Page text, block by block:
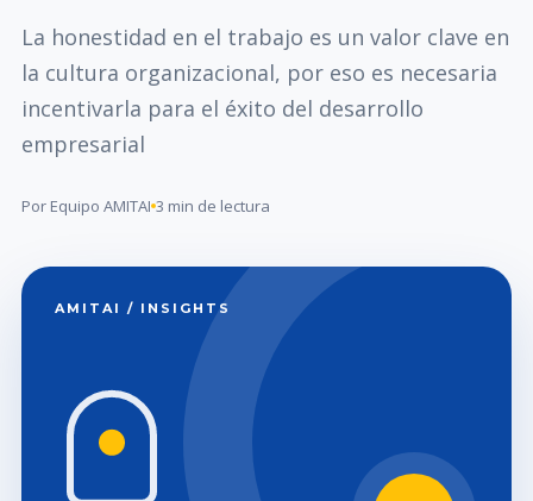
La honestidad en el trabajo es un valor clave en
la cultura organizacional, por eso es necesaria
incentivarla para el éxito del desarrollo
empresarial
Por Equipo AMITAI 3 min de lectura
AMITAI / INSIGHTS